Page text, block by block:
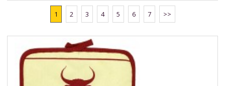
1 2 3 4 5 6 7 >>